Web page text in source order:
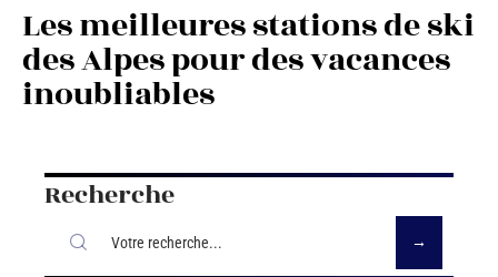
Les meilleures stations de ski
des Alpes pour des vacances
inoubliables
Recherche